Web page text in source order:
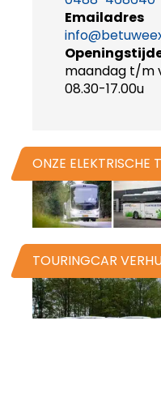
Emailadres
maandag t/m
08.30-17.00u
ONZE ELEKTRISCHE
TOURINGCAR